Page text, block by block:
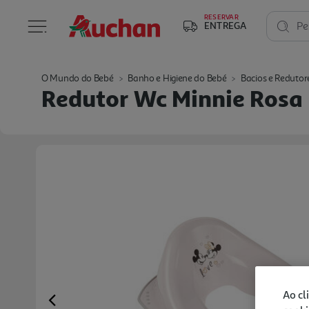
RESERVAR
ENTREGA
O Mundo do Bebé Banho e Higiene do Bebé Bacios e
Redutor Wc Minnie Rosa
Ao